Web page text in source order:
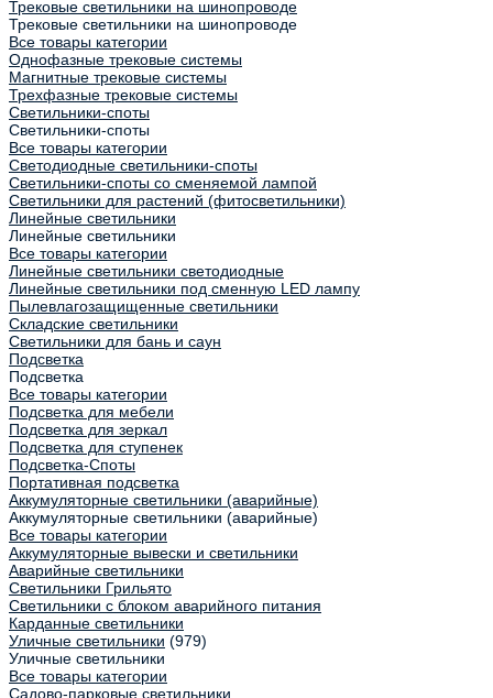
Трековые светильники на шинопроводе
Трековые светильники на шинопроводе
Все товары категории
Однофазные трековые системы
Магнитные трековые системы
Трехфазные трековые системы
Светильники-споты
Светильники-споты
Все товары категории
Светодиодные светильники-споты
Светильники-споты со сменяемой лампой
Светильники для растений (фитосветильники)
Линейные светильники
Линейные светильники
Все товары категории
Линейные светильники светодиодные
Линейные светильники под сменную LED лампу
Пылевлагозащищенные светильники
Складские светильники
Светильники для бань и саун
Подсветка
Подсветка
Все товары категории
Подсветка для мебели
Подсветка для зеркал
Подсветка для ступенек
Подсветка-Споты
Портативная подсветка
Аккумуляторные светильники (аварийные)
Аккумуляторные светильники (аварийные)
Все товары категории
Аккумуляторные вывески и светильники
Аварийные светильники
Светильники Грильято
Светильники с блоком аварийного питания
Карданные светильники
Уличные светильники (979)
Уличные светильники
Все товары категории
Садово-парковые светильники